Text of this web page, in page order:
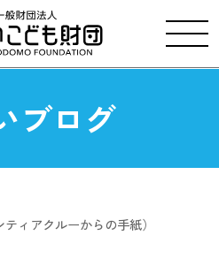
ブログ
ィアクルーからの手紙）